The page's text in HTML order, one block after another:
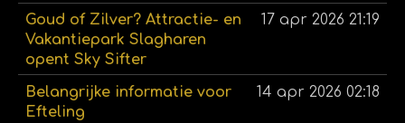
Goud of Zilver? Attractie- en
Vakantiepark Slagharen
opent Sky Sifter
17 apr 2026 21:19
Belangrijke informatie voor
Efteling
14 apr 2026 02:18